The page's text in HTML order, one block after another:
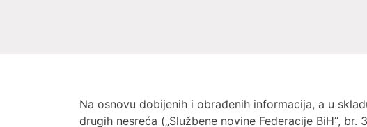
Na osnovu dobijenih i obrađenih informacija, a u
drugih nesreća („Službene novine Federacije BiH“,